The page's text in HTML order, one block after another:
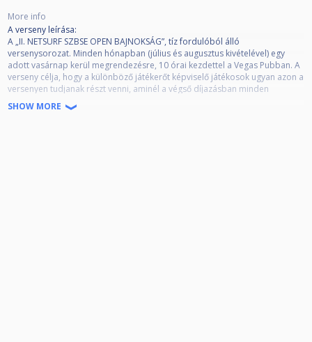
More info
A verseny leírása:
A „II. NETSURF SZBSE OPEN BAJNOKSÁG”, tíz fordulóból álló
versenysorozat. Minden hónapban (július és augusztus kivételével) egy
adott vasárnap kerül megrendezésre, 10 órai kezdettel a Vegas Pubban. A
verseny célja, hogy a különböző játékerőt képviselő játékosok ugyan azon a
versenyen tudjanak részt venni, aminél a végső díjazásban minden
játékosnak lehetősége legyen valamilyen értékes díjat nyerni, ne csak a
ranglista elején végző legjobbaknak. Minden induló a fordulókon pontot
SHOW MORE